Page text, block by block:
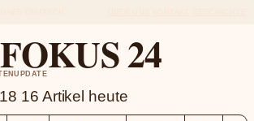
24
16 Artikel heute